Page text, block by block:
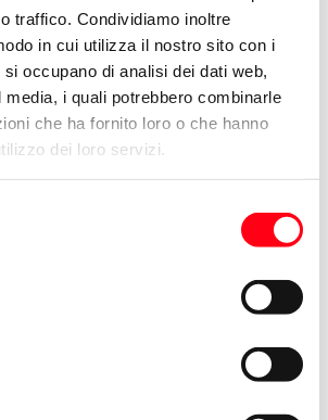
traffico. Condividiamo inoltre
in cui utilizza il nostro sito con i
occupano di analisi dei dati web,
media, i quali potrebbero combinarle
che ha fornito loro o che hanno
dei loro servizi.
Piave